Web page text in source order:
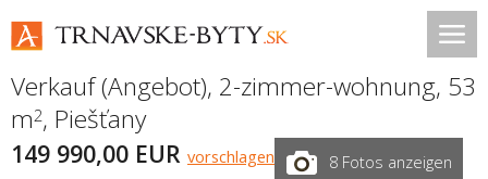
Verkauf (Angebot), 2-zimmer-wohnung, 53
m2, Piešťany
149 990,00 EUR vorschlagen 8 Fotos anzeigen